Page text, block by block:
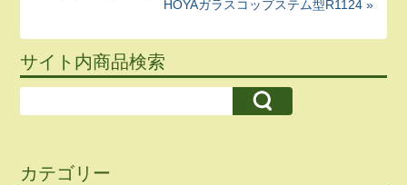
HOYAガラスコップステム型R1124 »
サイト内商品検索
カテゴリー